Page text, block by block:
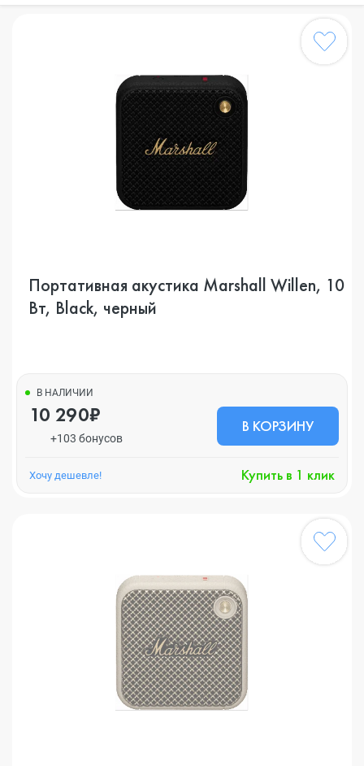
Портативная акустика Marshall Willen, 10
Вт, Black, черный
В НАЛИЧИИ
10 290₽
+103 бонусов
В КОРЗИНУ
Хочу дешевле! Купить в 1 клик